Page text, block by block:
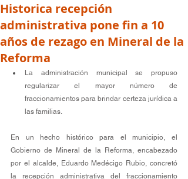
Historica recepción
administrativa pone fin a 10
años de rezago en Mineral de la
Reforma
La administración municipal se propuso
regularizar el mayor número de
fraccionamientos para brindar certeza jurídica a
las familias.
En un hecho histórico para el municipio, el
Gobierno de Mineral de la Reforma, encabezado
por el alcalde, Eduardo Medécigo Rubio, concretó
la recepción administrativa del fraccionamiento